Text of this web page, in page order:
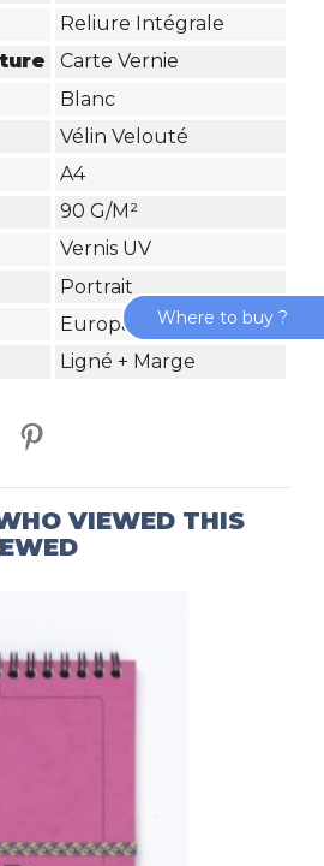
Reliure Intégrale
Carte Vernie
Blanc
Vélin Velouté
A4
90 G/m²
Vernis UV
Portrait
Europa Glossy
Ligné + Marge
VIEWED THIS
Where to buy ?